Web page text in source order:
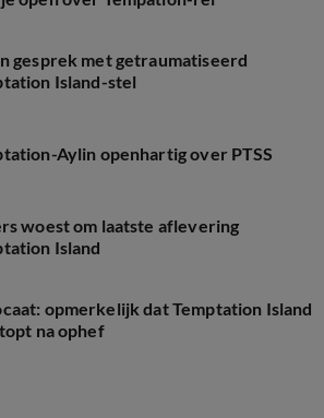
gesprek met getraumatiseerd
Island-stel
Aylin openhartig over PTSS
woest om laatste aflevering
Island
opmerkelijk dat Temptation Island
na ophef